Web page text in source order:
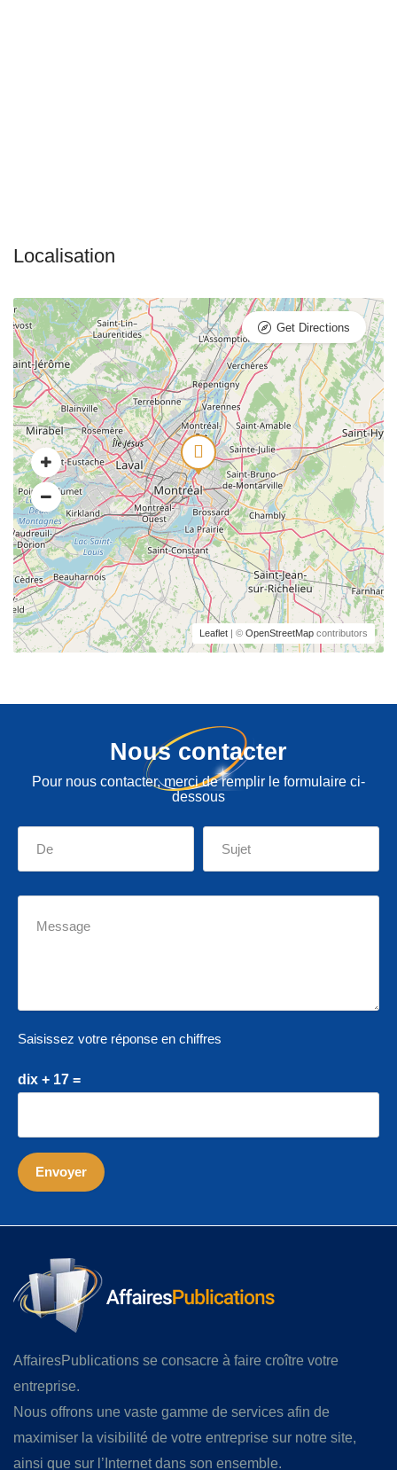
Leaflet | © OpenStreetMap contributors
Get Directions
Nous contacter
Pour nous contacter, merci de remplir le formulaire ci-
dessous
Saisissez votre réponse en chiffres
dix + 17 =
AffairesPublications se consacre à faire croître votre
entreprise.
Nous offrons une vaste gamme de services afin de
maximiser la visibilité de votre entreprise sur notre site,
ainsi que sur l’Internet dans son ensemble.